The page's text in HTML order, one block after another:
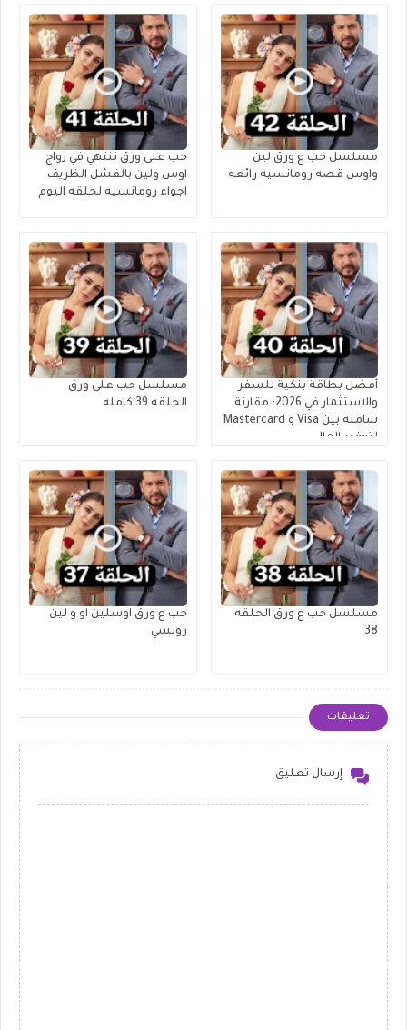
مسلسل حب ع ورق لين
واوس قصه رومانسيه رائعه
حب على ورق تنتهي في زواج
اوس ولين بالفشل الظريف
اجواء رومانسيه لحلقه اليوم
أفضل بطاقة بنكية للسفر
والاستثمار في 2026: مقارنة
شاملة بين Visa و Mastercard
لتوفير المال
مسلسل حب على ورق
الحلقه 39 كامله
مسلسل حب ع ورق الحلقه
38
حب ع ورق اوسلين او و لين
رونسي
تعليقات
إرسال تعليق